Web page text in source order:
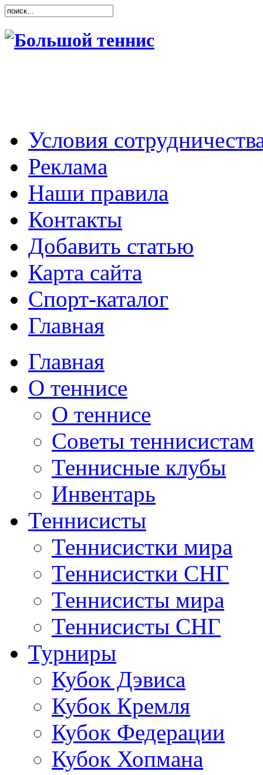
Условия
Реклама
Наши правила
Контакты
Добавить статью
Карта сайта
Спорт-каталог
Главная
Главная
О теннисе
О теннисе
Советы теннисистам
Теннисные клубы
Инвентарь
Теннисисты
Теннисистки мира
Теннисистки СНГ
Теннисисты мира
Теннисисты СНГ
Турниры
Кубок Дэвиса
Кубок Кремля
Кубок Федерации
Кубок Хопмана